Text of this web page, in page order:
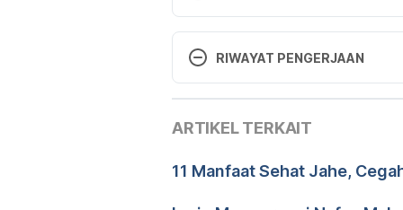
https://
https://www.webmd.com/
RIWAYAT PENGERJAAN
07/09/2023
Ditinjau secara medis oleh
ARTIKEL TERKAIT
11 Manfaat Sehat Jahe,